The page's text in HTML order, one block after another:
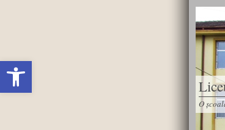
Deschide bara de unelte
O